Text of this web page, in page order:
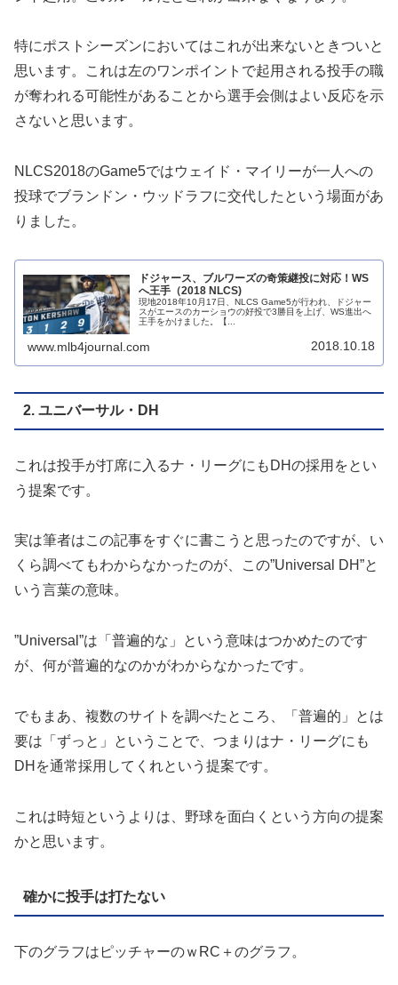
特にポストシーズンにおいてはこれが出来ないときついと
思います。これは左のワンポイントで起用される投手の職
が奪われる可能性があることから選手会側はよい反応を示
さないと思います。
NLCS2018のGame5ではウェイド・マイリーが一人への
投球でブランドン・ウッドラフに交代したという場面があ
りました。
ドジャース、ブルワーズの奇策継投に対応！WS
へ王手（2018 NLCS)
現地2018年10月17日、NLCS Game5が行われ、ドジャー
スがエースのカーショウの好投で3勝目を上げ、WS進出へ
王手をかけました。【...
www.mlb4journal.com 2018.10.18
2. ユニバーサル・DH
これは投手が打席に入るナ・リーグにもDHの採用をとい
う提案です。
実は筆者はこの記事をすぐに書こうと思ったのですが、い
くら調べてもわからなかったのが、この”Universal DH”と
いう言葉の意味。
”Universal”は「普遍的な」という意味はつかめたのです
が、何が普遍的なのかがわからなかったです。
でもまあ、複数のサイトを調べたところ、「普遍的」とは
要は「ずっと」ということで、つまりはナ・リーグにも
DHを通常採用してくれという提案です。
これは時短というよりは、野球を面白くという方向の提案
かと思います。
確かに投手は打たない
下のグラフはピッチャーのｗRC＋のグラフ。